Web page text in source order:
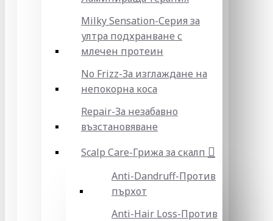
Milky Sensation-Серия за
ултра подхранване с
млечен протеин
No Frizz-За изглаждане на
непокорна коса
Repair-За незабавно
възстановяване
Scalp Care-Грижа за скалп
Anti-Dandruff-Против
пърхот
Anti-Hair Loss-Против